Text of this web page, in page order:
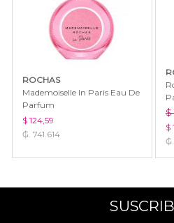
ROCHAS
Mademoiselle In Paris Eau De
Parfum
$ 124,59
₲. 741.614
$
$